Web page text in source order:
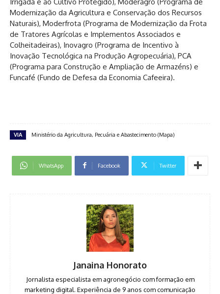
Modernização da Agricultura e Conservação dos Recursos
Naturais), Moderfrota (Programa de Modernização da Frota
de Tratores Agrícolas e Implementos Associados e
Colheitadeiras), Inovagro (Programa de Incentivo à
Inovação Tecnológica na Produção Agropecuária), PCA
(Programa para Construção e Ampliação de Armazéns) e
Funcafé (Fundo de Defesa da Economia Cafeeira).
VIA Ministério da Agricultura, Pecuária e Abastecimento (Mapa)
WhatsApp Facebook Twitter
Janaina Honorato
Jornalista especialista em agronegócio com formação em
marketing digital. Experiência de 9 anos com comunicação